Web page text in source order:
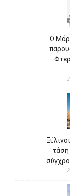
Ο
τάση